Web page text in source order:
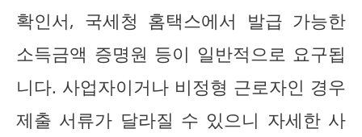
확인서, 국세청 홈택스에서 발급 가능한
소득금액 증명원 등이 일반적으로 요구됩
니다. 사업자이거나 비정형 근로자인 경우
제출 서류가 달라질 수 있으니 자세한 사